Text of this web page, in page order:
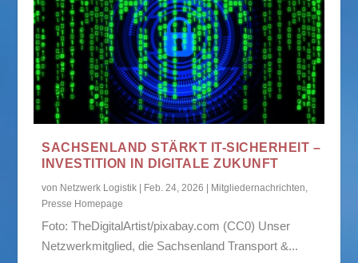
SACHSENLAND STÄRKT IT-SICHERHEIT –
INVESTITION IN DIGITALE ZUKUNFT
von Netzwerk Logistik Feb. 24, 2026 Mitgliedernachrichten,
Presse Homepage
Foto: TheDigitalArtist/pixabay.com (CC0) Unser
Netzwerkmitglied, die Sachsenland Transport &...